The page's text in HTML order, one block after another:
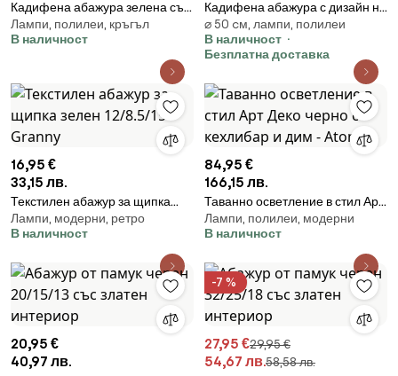
Кадифена абажура зелена със
златно покритие 18/18/14
Лампи, полилеи, кръгъл
В наличност
Кадифена абажура с дизайн на
крокодил и златно покритие
50/50/25
⌀ 50 cм, лампи, полилеи
В наличност
Безплатна доставка
16,95 €
33,15 лв.
Текстилен абажур за щипка
зелен 12/8.5/15 - Granny
Лампи, модерни, ретро
В наличност
84,95 €
166,15 лв.
Таванно осветление в стил Арт
Деко черно с кехлибар и дим -
Atomic
Лампи, полилеи, модерни
В наличност
20,95 €
40,97 лв.
-7 %
27,95 €29,95 €
54,67 лв.58,58 лв.